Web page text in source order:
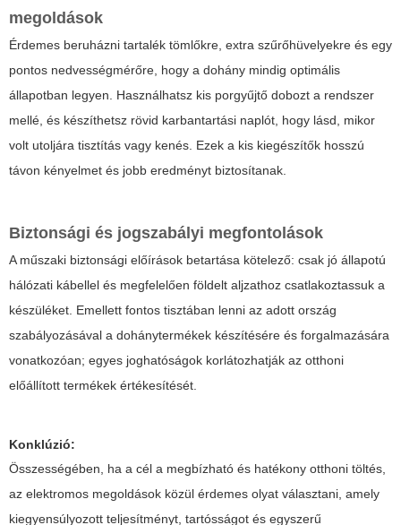
megoldások
Érdemes beruházni tartalék tömlőkre, extra szűrőhüvelyekre és egy
pontos nedvességmérőre, hogy a dohány mindig optimális
állapotban legyen. Használhatsz kis porgyűjtő dobozt a rendszer
mellé, és készíthetsz rövid karbantartási naplót, hogy lásd, mikor
volt utoljára tisztítás vagy kenés. Ezek a kis kiegészítők hosszú
távon kényelmet és jobb eredményt biztosítanak.
Biztonsági és jogszabályi megfontolások
A műszaki biztonsági előírások betartása kötelező: csak jó állapotú
hálózati kábellel és megfelelően földelt aljzathoz csatlakoztassuk a
készüléket. Emellett fontos tisztában lenni az adott ország
szabályozásával a dohánytermékek készítésére és forgalmazására
vonatkozóan; egyes joghatóságok korlátozhatják az otthoni
előállított termékek értékesítését.
Konklúzió:
Összességében, ha a cél a megbízható és hatékony otthoni töltés,
az elektromos megoldások közül érdemes olyat választani, amely
kiegyensúlyozott teljesítményt, tartósságot és egyszerű